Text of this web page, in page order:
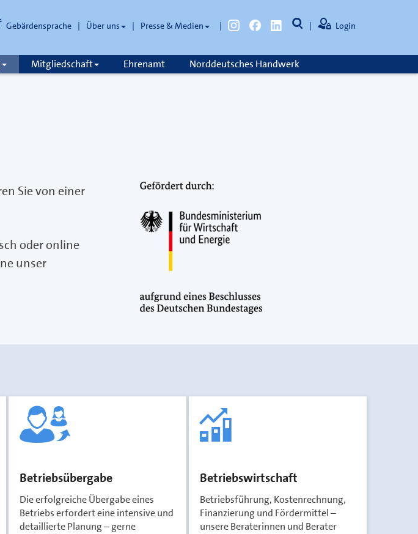
Gebärdensprache Über uns Presse & Medien InstagramFacebookLinkedinSuche
Login
Mitgliedschaft Ehrenamt Norddeutsches Handwerk
Sie von einer
oder online
unser
Betriebsübergabe
Die erfolgreiche Übergabe eines
Betriebs erfordert eine intensive und
detaillierte Planung – gerne
Betriebswirtschaft
Betriebsführung, Kostenrechnung,
Finanzierung und Fördermittel –
unsere Beraterinnen und Berater